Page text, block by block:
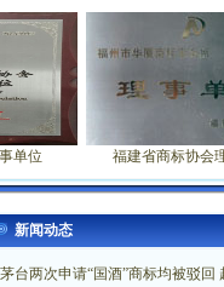
位 福建省商标协会理
新闻动态
茅台两次申请“国酒”商标均被驳回